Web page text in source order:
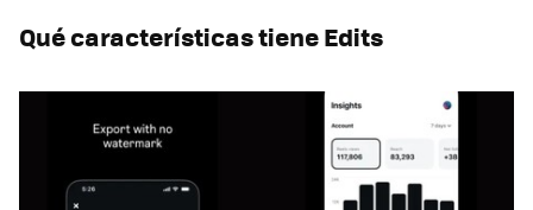
Qué características tiene Edits